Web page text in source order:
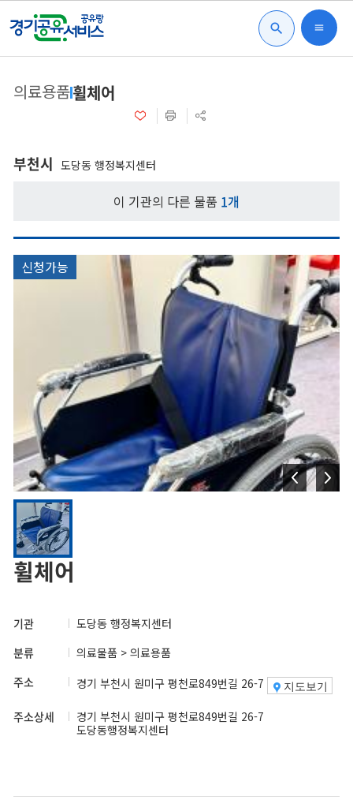
menu
search
의료용품휠체어
부천시 도당동 행정복지센터
이 기관의 다른 물품 1개
신청가능
휠체어
기관
도당동 행정복지센터
분류
의료물품 > 의료용품
주소
경기 부천시 원미구 평천로849번길 26-7 지도보기
주소상세
경기 부천시 원미구 평천로849번길 26-7
도당동행정복지센터